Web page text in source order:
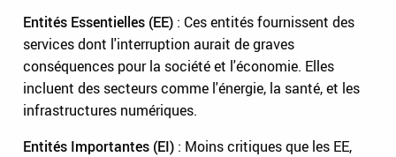
Entités Essentielles (EE) : Ces entités fournissent des
services dont l'interruption aurait de graves
conséquences pour la société et l'économie. Elles
incluent des secteurs comme l'énergie, la santé, et les
infrastructures numériques.
Entités Importantes (EI) : Moins critiques que les EE,